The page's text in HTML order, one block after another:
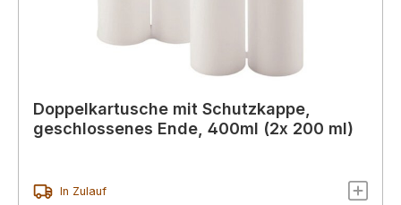
Doppelkartusche mit Schutzkappe,
geschlossenes Ende, 400ml (2x 200 ml)
In Zulauf